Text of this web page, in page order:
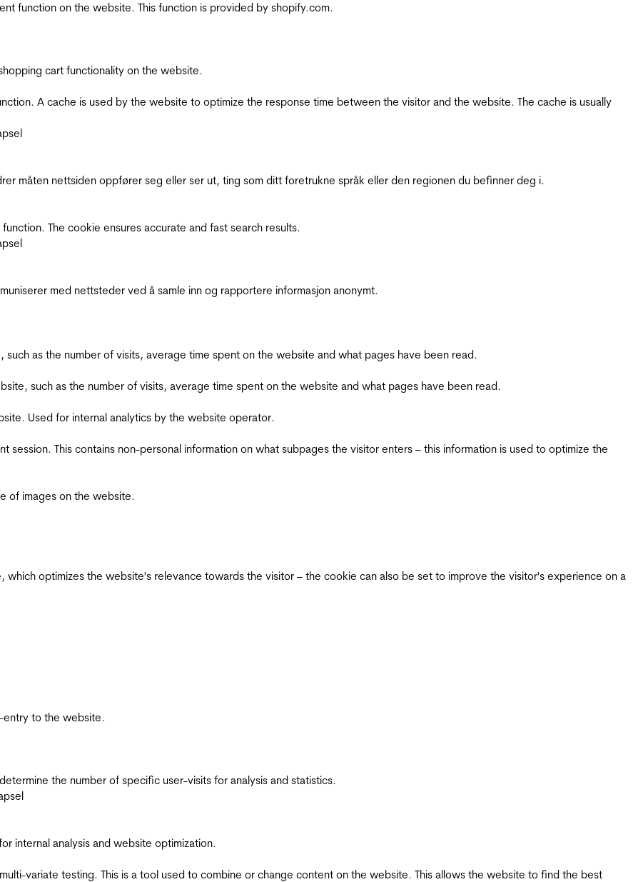
function on the website. This function is provided by shopify.com.
cart functionality on the website.
A cache is used by the website to optimize the response time between the visitor and the website. The cache is usually
måten nettsiden oppfører seg eller ser ut, ting som ditt foretrukne språk eller den regionen du befinner deg i.
The cookie ensures accurate and fast search results.
med nettsteder ved å samle inn og rapportere informasjon anonymt.
as the number of visits, average time spent on the website and what pages have been read.
such as the number of visits, average time spent on the website and what pages have been read.
Used for internal analytics by the website operator.
session. This contains non-personal information on what subpages the visitor enters – this information is used to optimize the
of images on the website.
which optimizes the website's relevance towards the visitor – the cookie can also be set to improve the visitor's experience on a
entry to the website.
the number of specific user-visits for analysis and statistics.
internal analysis and website optimization.
variate testing. This is a tool used to combine or change content on the website. This allows the website to find the best